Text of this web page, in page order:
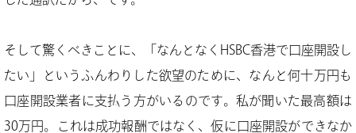
そして驚くべきことに、「なんとなくHSBC香港で口座開設し
たい」というふんわりした欲望のために、なんと何十万円も
口座開設業者に支払う方がいるのです。私が聞いた最高額は
30万円。これは成功報酬ではなく、仮に口座開設ができなか